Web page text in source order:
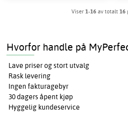
Viser 1-16 av totalt 16
Hvorfor handle på
Lave priser og stort utvalg
Rask levering
Ingen fakturagebyr
30 dagers åpent kjøp
Hyggelig kundeservice